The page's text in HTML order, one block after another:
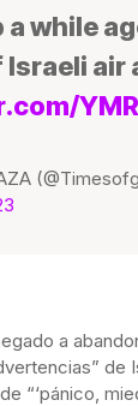
a while
lsraeli air
a
de
“‘pánico,